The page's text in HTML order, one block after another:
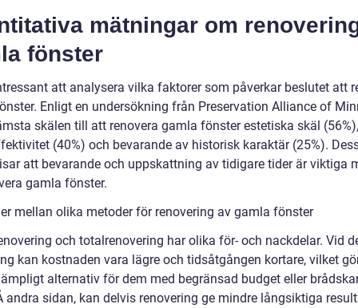
mätningar om
fönster
att analysera vilka faktorer som påverkar beslutet att
Enligt en undersökning från Preservation Alliance of
skälen till att renovera gamla fönster estetiska skäl
(40%) och bevarande av historisk karaktär (25%).
att bevarande och uppskattning av tidigare tider är viktiga
gamla fönster.
mellan olika metoder för renovering av gamla fönster
och totalrenovering har olika för- och nackdelar. Vid
kan kostnaden vara lägre och tidsåtgången kortare, vilket
alternativ för dem med begränsad budget eller
andra sidan, kan delvis renovering ge mindre långsiktiga